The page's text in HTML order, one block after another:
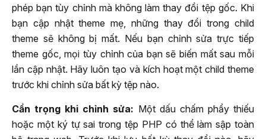
phép bạn tùy chỉnh mà không làm thay đổi tệp gốc. Khi
bạn cập nhật theme mẹ, những thay đổi trong child
theme sẽ không bị mất. Nếu bạn chỉnh sửa trực tiếp
theme gốc, mọi tùy chỉnh của bạn sẽ biến mất sau mỗi
lần cập nhật. Hãy luôn tạo và kích hoạt một child theme
trước khi chỉnh sửa bất kỳ tệp nào.
Cẩn trọng khi chỉnh sửa: Một dấu chấm phẩy thiếu
hoặc một ký tự sai trong tệp PHP có thể làm sập toàn